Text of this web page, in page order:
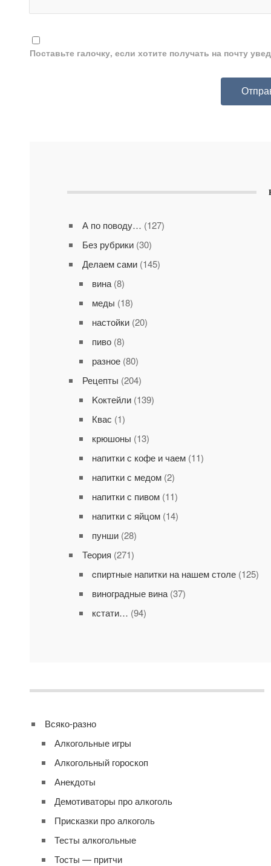
Поставьте галочку, если хотите получать на почту
А по поводу… (127)
Без рубрики(30)
Делаем сами(145)
вина(8)
меды (18)
настойки(20)
пиво(8)
разное(80)
Рецепты (204)
Kоктейли(139)
Квас (1)
крюшоны (13)
напитки с кофе и чаем(11)
напитки с медом(2)
напитки с пивом(11)
напитки с яйцом(14)
пунши(28)
Теория (271)
cпиртные напитки на нашем столе(125)
виноградные вина(37)
кстати… (94)
Всяко-разно
Алкогольные игры
Алкогольный гороскоп
Анекдоты
Демотиваторы про алкоголь
Присказки про алкоголь
Тесты алкогольные
Тосты — притчи